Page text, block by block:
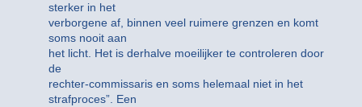
sterker in het
verborgene af, binnen veel ruimere grenzen en komt
soms nooit aan
het licht. Het is derhalve moeilijker te controleren door
de
rechter-commissaris en soms helemaal niet in het
strafproces”. Een